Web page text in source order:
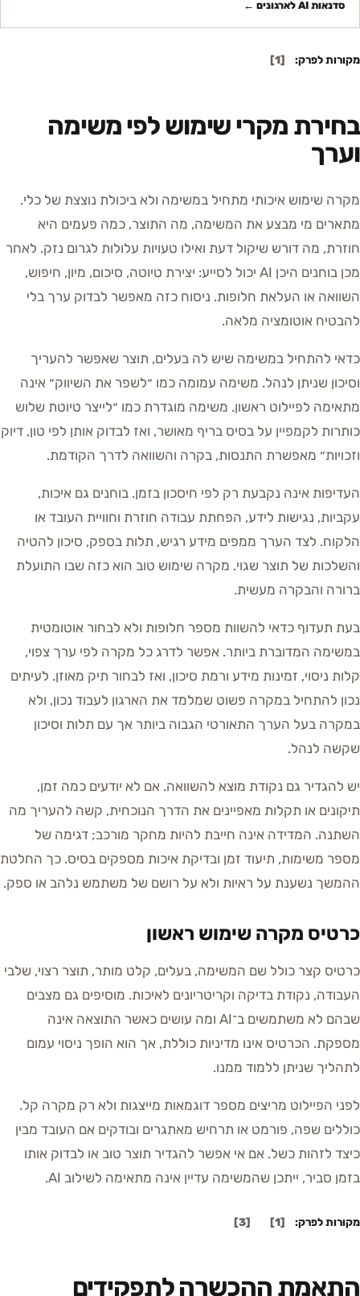
סדנאות AI לארגונים ←
מקורות לפרק: [
1
]
בחירת מקרי שימוש לפי משימה
וערך
מקרה שימוש איכותי מתחיל במשימה ולא ביכולת נוצצת של כלי.
מתארים מי מבצע את המשימה, מה התוצר, כמה פעמים היא
חוזרת, מה דורש שיקול דעת ואילו טעויות עלולות לגרום נזק. לאחר
מכן בוחנים היכן AI יכול לסייע: יצירת טיוטה, סיכום, מיון, חיפוש,
השוואה או העלאת חלופות. ניסוח כזה מאפשר לבדוק ערך בלי
להבטיח אוטומציה מלאה.
כדאי להתחיל במשימה שיש לה בעלים, תוצר שאפשר להעריך
וסיכון שניתן לנהל. משימה עמומה כמו ״לשפר את השיווק״ אינה
מתאימה לפיילוט ראשון. משימה מוגדרת כמו ״לייצר טיוטת שלוש
כותרות לקמפיין על בסיס בריף מאושר, ואז לבדוק אותן לפי טון, דיוק
וזכויות״ מאפשרת התנסות, בקרה והשוואה לדרך הקודמת.
העדיפות אינה נקבעת רק לפי חיסכון בזמן. בוחנים גם איכות,
עקביות, נגישות לידע, הפחתת עבודה חוזרת וחוויית העובד או
הלקוח. לצד הערך ממפים מידע רגיש, תלות בספק, סיכון להטיה
והשלכות של תוצר שגוי. מקרה שימוש טוב הוא כזה שבו התועלת
ברורה והבקרה מעשית.
בעת תעדוף כדאי להשוות מספר חלופות ולא לבחור אוטומטית
במשימה המדוברת ביותר. אפשר לדרג כל מקרה לפי ערך צפוי,
קלות ניסוי, זמינות מידע ורמת סיכון, ואז לבחור תיק מאוזן. לעיתים
נכון להתחיל במקרה פשוט שמלמד את הארגון לעבוד נכון, ולא
במקרה בעל הערך התאורטי הגבוה ביותר אך עם תלות וסיכון
שקשה לנהל.
יש להגדיר גם נקודת מוצא להשוואה. אם לא יודעים כמה זמן,
תיקונים או תקלות מאפיינים את הדרך הנוכחית, קשה להעריך מה
השתנה. המדידה אינה חייבת להיות מחקר מורכב; דגימה של
מספר משימות, תיעוד זמן ובדיקת איכות מספקים בסיס. כך החלטת
ההמשך נשענת על ראיות ולא על רושם של משתמש נלהב או ספק.
כרטיס מקרה שימוש ראשון
כרטיס קצר כולל שם המשימה, בעלים, קלט מותר, תוצר רצוי, שלבי
העבודה, נקודת בדיקה וקריטריונים לאיכות. מוסיפים גם מצבים
שבהם לא משתמשים ב־AI ומה עושים כאשר התוצאה אינה
מספקת. הכרטיס אינו מדיניות כוללת, אך הוא הופך ניסוי עמום
לתהליך שניתן ללמוד ממנו.
לפני הפיילוט מריצים מספר דוגמאות מייצגות ולא רק מקרה קל.
כוללים שפה, פורמט או תרחיש מאתגרים ובודקים אם העובד מבין
כיצד לזהות כשל. אם אי אפשר להגדיר תוצר טוב או לבדוק אותו
בזמן סביר, ייתכן שהמשימה עדיין אינה מתאימה לשילוב AI.
מקורות לפרק: [
1
]
[
3
]
התאמת ההכשרה לתפקידים